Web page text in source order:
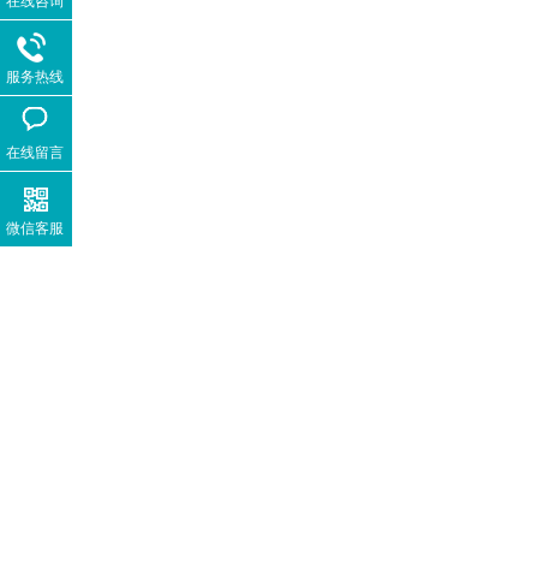
服务热线
在线留言
微信客服